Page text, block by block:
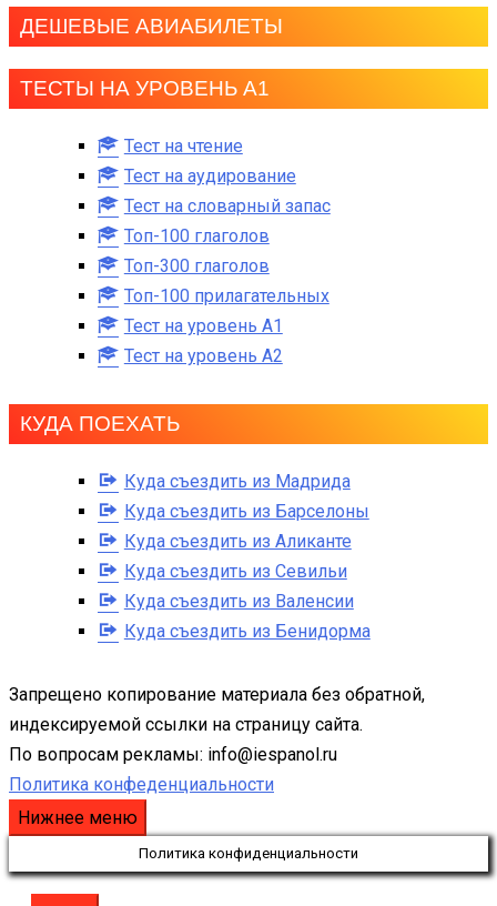
ДЕШЕВЫЕ АВИАБИЛЕТЫ
ТЕСТЫ НА УРОВЕНЬ А1
Тест на чтение
Тест на аудирование
Тест на словарный запас
Топ-100 глаголов
Топ-300 глаголов
Топ-100 прилагательных
Тест на уровень A1
Тест на уровень A2
КУДА ПОЕХАТЬ
Куда съездить из Мадрида
Куда съездить из Барселоны
Куда съездить из Аликанте
Куда съездить из Севильи
Куда съездить из Валенсии
Куда съездить из Бенидорма
Запрещено копирование материала без обратной,
индексируемой ссылки на страницу сайта.
По вопросам рекламы: info@iespanol.ru
Политика конфеденциальности
Нижнее меню
Политика конфиденциальности